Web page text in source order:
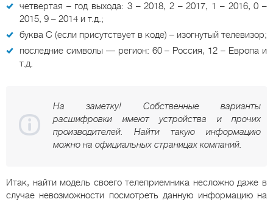
четвертая – год выхода: 3 – 2018, 2 – 2017, 1 – 2016, 0 –
2015, 9 – 2014 и т.д.;
буква С (если присутствует в коде) – изогнутый телевизор;
последние символы — регион: 60 – Россия, 12 – Европа и
т.д.
На заметку! Собственные варианты
расшифровки имеют устройства и прочих
производителей. Найти такую информацию
можно на официальных страницах компаний.
Итак, найти модель своего телеприемника несложно даже в
случае невозможности посмотреть данную информацию на